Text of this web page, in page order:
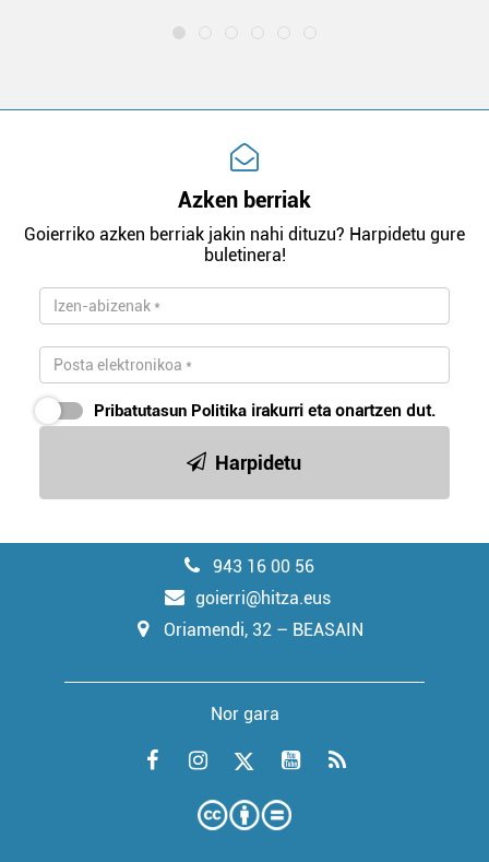
Azken berriak
Goierriko azken berriak jakin nahi dituzu? Harpidetu gure
buletinera!
Pribatutasun Politika irakurri eta onartzen dut.
Harpidetu
943 16 00 56
goierri@hitza.eus
Oriamendi, 32 – BEASAIN
Nor gara